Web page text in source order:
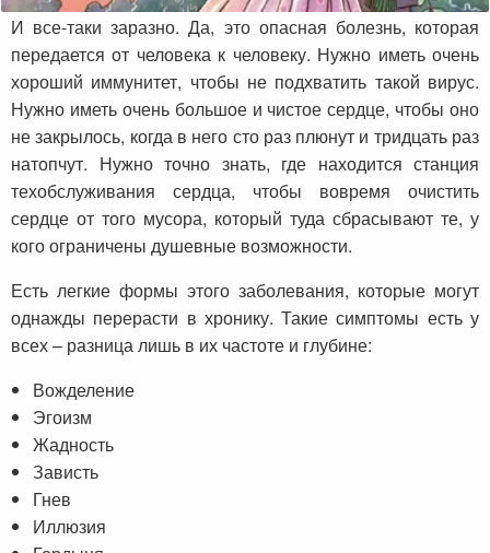
И все-таки заразно. Да, это опасная болезнь, которая
передается от человека к человеку. Нужно иметь очень
хороший иммунитет, чтобы не подхватить такой вирус.
Нужно иметь очень большое и чистое сердце, чтобы оно
не закрылось, когда в него сто раз плюнут и тридцать раз
натопчут. Нужно точно знать, где находится станция
техобслуживания сердца, чтобы вовремя очистить
сердце от того мусора, который туда сбрасывают те, у
кого ограничены душевные возможности.
Есть легкие формы этого заболевания, которые могут
однажды перерасти в хронику. Такие симптомы есть у
всех – разница лишь в их частоте и глубине:
Вожделение
Эгоизм
Жадность
Зависть
Гнев
Иллюзия